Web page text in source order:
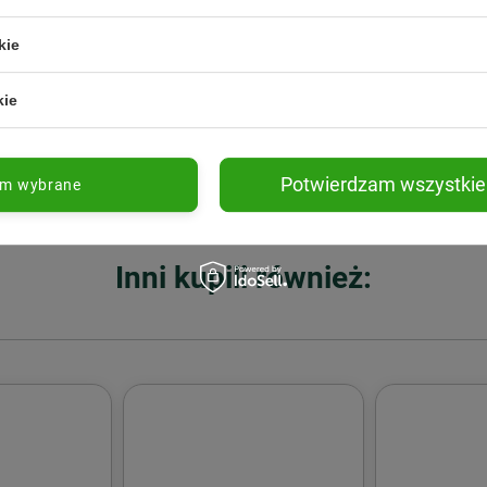
cery
włosów suchych i
łamliwych − 500 g
55 g
Inni kupili również:
wybrane Potwierdzam wszystkie